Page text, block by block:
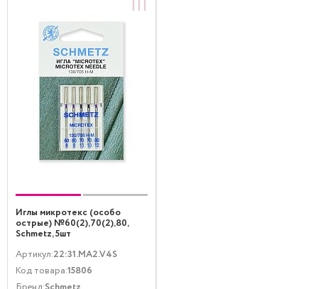
Иглы микротекс (особо
острые) №60(2),70(2),80,
Schmetz, 5шт
Артикул:22:31.MA2.V4S
Код товара:15806